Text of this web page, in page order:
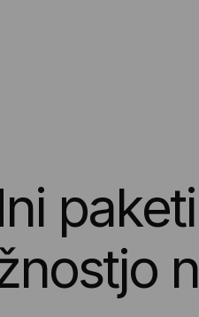
ni paketi
nostjo n